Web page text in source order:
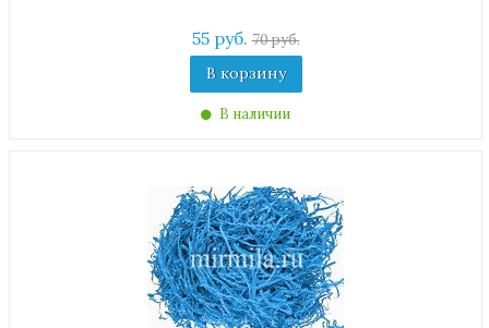
55 руб.70 руб.
В корзину
В наличии